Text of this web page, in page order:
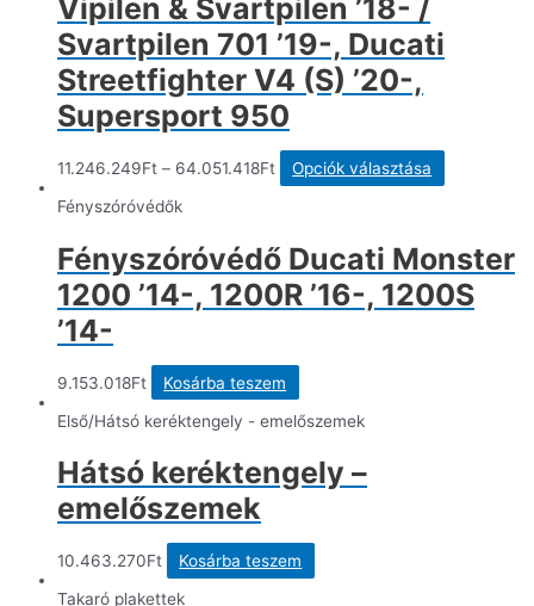
Vipilen & Svartpilen ’18- /
Svartpilen 701 ’19-, Ducati
Streetfighter V4 (S) ’20-,
Supersport 950
11.246.249Ft – 64.051.418Ft Opciók választása
a
van.
A
változatok
Fényszóróvédők
Fényszóróvédő Ducati Monster
1200 ’14-, 1200R ’16-, 1200S
’14-
9.153.018Ft
Kosárba teszem
Első/Hátsó keréktengely - emelőszemek
Hátsó keréktengely –
emelőszemek
10.463.270Ft
Kosárba teszem
Takaró plakettek